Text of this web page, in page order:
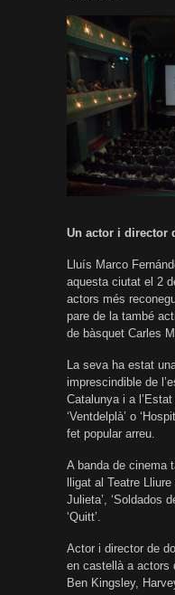
Un actor i director
Lluís Marco
aquesta ciutat el 2
actors més
pare de la també
de bàsquet Carles
La seva ha estat
imprescindible de
Catalunya i a
‘Ventdelplà’ o
fet popular arreu.
A banda de cinema
lligat al Teatre
Julieta’, ‘Soldados
‘Quitt’.
Actor i director de
en castellà a actors
Ben Kingsley,